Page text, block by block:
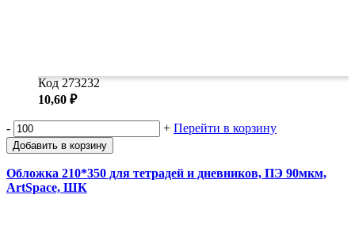
Код 273232
10,60 ₽
- + Перейти в корзину
Добавить в корзину
Обложка 210*350 для тетрадей и дневников, ПЭ 90мкм,
ArtSpace, ШК